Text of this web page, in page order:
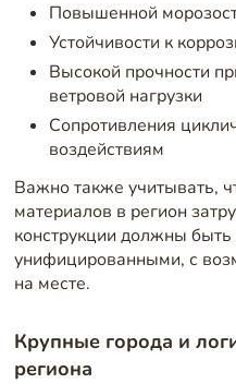
Повышенной
Устойчивости к
Высокой прочности
ветровой нагрузки
Сопротивления
воздействиям
Важно также учитывать,
материалов в регион
конструкции должны
унифицированными, с
на месте.
Крупные города и
региона